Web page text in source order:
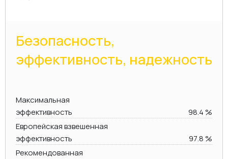
Безопасность,
эффективность, надежность
Максимальная
эффективность
98.4 %
Европейская взвешенная
эффективность
97.8 %
Рекомендованная